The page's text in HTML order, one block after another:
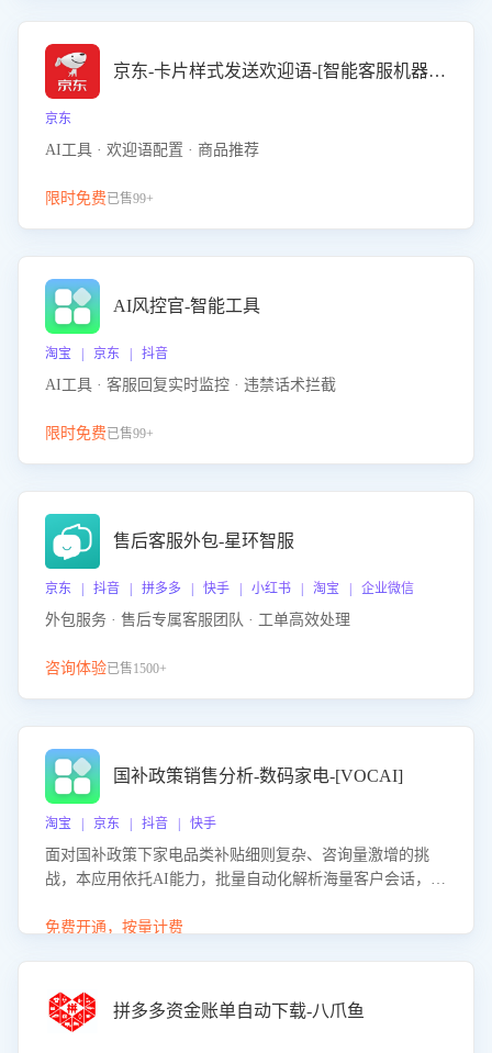
京东-卡片样式发送欢迎语-[智能客服机器人]
京东
AI工具 · 欢迎语配置 · 商品推荐
限时免费已售99+
AI风控官-智能工具
淘宝 | 京东 | 抖音
AI工具 · 客服回复实时监控 · 违禁话术拦截
限时免费已售99+
售后客服外包-星环智服
京东 | 抖音 | 拼多多 | 快手 | 小红书 | 淘宝 | 企业微信
外包服务 · 售后专属客服团队 · 工单高效处理
咨询体验已售1500+
国补政策销售分析-数码家电-[VOCAI]
淘宝 | 京东 | 抖音 | 快手
面对国补政策下家电品类补贴细则复杂、咨询量激增的挑
战，本应用依托AI能力，批量自动化解析海量客户会话，精
购买意向，深度洞察决策动因。同时全面评估客服团队政策
度、客服转化能力及销售业绩。
免费开通，按量计费
拼多多资金账单自动下载-八爪鱼